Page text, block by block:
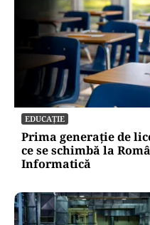
EDUCAȚIE
Prima generație de
ce se schimbă la
Informatică